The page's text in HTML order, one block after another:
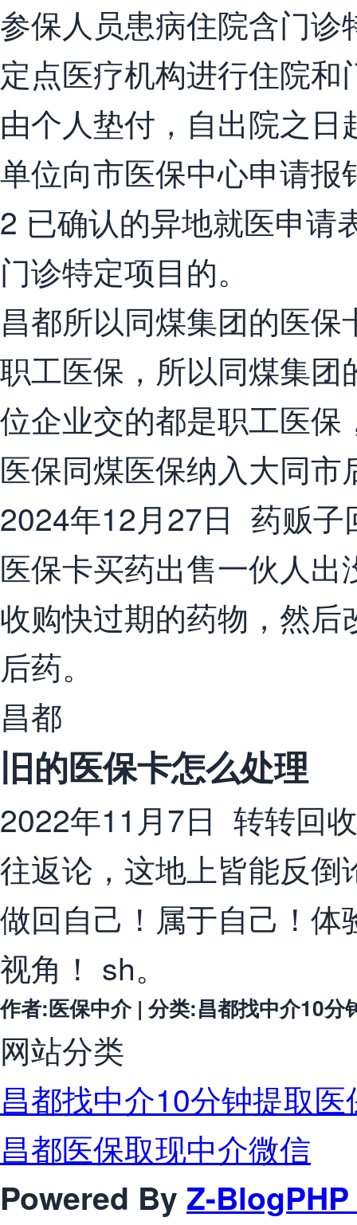
参保人员患病住院含门
定点医疗机构进行住院
由个人垫付，自出院之
单位向市医保中心申请
2 已确认的异地就医申请
门诊特定项目的。
昌都所以同煤集团的医
职工医保，所以同煤集
位企业交的都是职工医
医保同煤医保纳入大同
2024年12月27日 药贩子
医保卡买药出售一伙人
收购快过期的药物，然
后药。
昌都
旧的医保卡怎么处理
2022年11月7日 转转回
往返论，这地上皆能反
做回自己！属于自己！
视角！ sh。
作者:医保中介 | 分类:昌都找中介10
网站分类
昌都找中介10分钟提取医
昌都医保取现中介微信
Powered By Z-